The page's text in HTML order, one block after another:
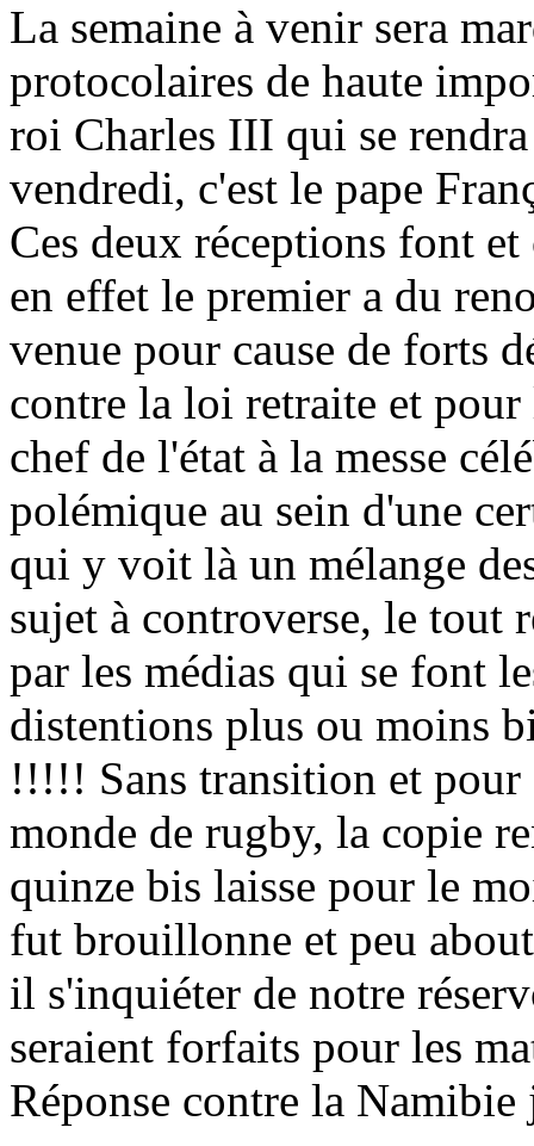
La semaine à venir sera
protocolaires de haute
roi Charles III qui se
vendredi, c'est le pape
Ces deux réceptions font
en effet le premier a du
venue pour cause de forts
contre la loi retraite et
chef de l'état à la messe
polémique au sein d'une
qui y voit là un mélange
sujet à controverse, le tout
par les médias qui se font
distentions plus ou moins
!!!!! Sans transition et
monde de rugby, la copie
quinze bis laisse pour le
fut brouillonne et peu
il s'inquiéter de notre
seraient forfaits pour les
Réponse contre la